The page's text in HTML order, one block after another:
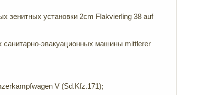
зенитных установки 2cm Flakvierling 38 auf
санитарно-эвакуационных машины mittlerer
V (Sd.Kfz.171);